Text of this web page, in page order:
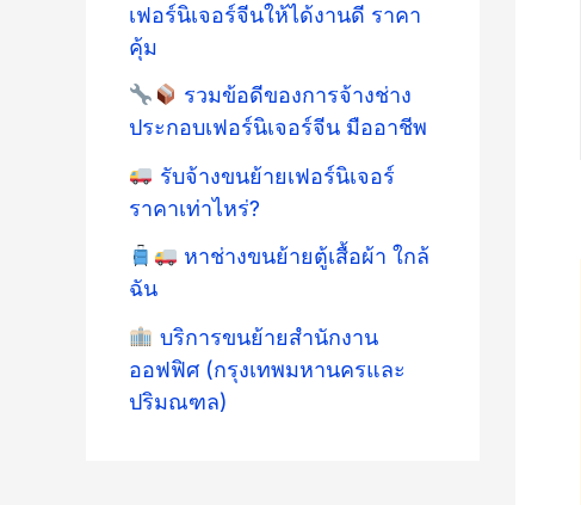
เฟอร์นิเจอร์จีนให้ได้งานดี ราคา
คุ้ม
รวมข้อดีของการจ้างช่าง
ประกอบเฟอร์นิเจอร์จีน มืออาชีพ
รับจ้างขนย้ายเฟอร์นิเจอร์
ราคาเท่าไหร่?
หาช่างขนย้ายตู้เสื้อผ้า ใกล้
ฉัน
บริการขนย้ายสำนักงาน
ออฟฟิศ (กรุงเทพมหานครและ
ปริมณฑล)